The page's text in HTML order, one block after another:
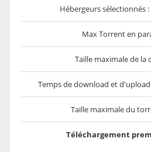
Hébergeurs sélectionnés :
Max Torrent en
Taille maximale de la
Temps de download et
Taille maximale du
Téléchargement